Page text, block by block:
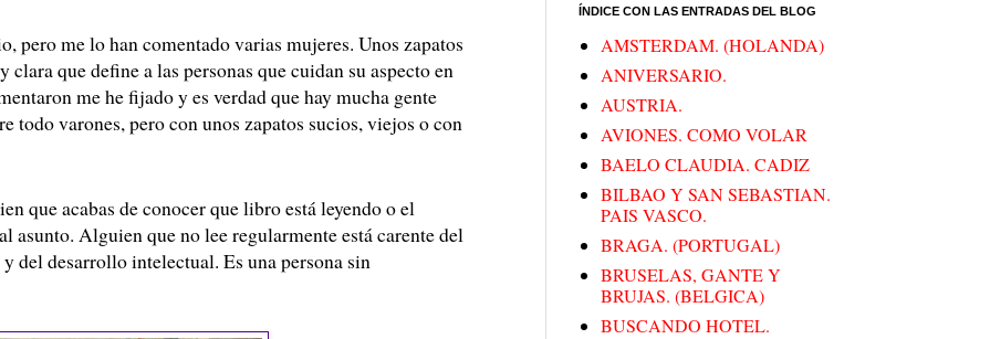
pero me lo han comentado varias mujeres. Unos zapatos
que define a las personas que cuidan su aspecto en
me he fijado y es verdad que hay mucha gente
todo varones, pero con unos zapatos sucios, viejos o con
que acabas de conocer que libro está leyendo o el
asunto. Alguien que no lee regularmente está carente del
del desarrollo intelectual. Es una persona sin
ÍNDICE CON LAS ENTRADAS DEL BLOG
AMSTERDAM. (HOLANDA)
ANIVERSARIO.
AUSTRIA.
AVIONES. COMO VOLAR
BAELO CLAUDIA. CADIZ
BILBAO Y SAN SEBASTIAN.
PAIS VASCO.
BRAGA. (PORTUGAL)
BRUSELAS, GANTE Y
BRUJAS. (BELGICA)
BUSCANDO HOTEL.